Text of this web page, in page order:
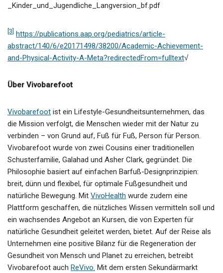
_Kinder_und_Jugendliche_Langversion_bf.pdf
[3] https://publications.aap.org/pediatrics/article-
abstract/140/6/e20171498/38200/Academic-Achievement-
and-Physical-Activity-A-Meta?redirectedFrom=fulltext√
Über Vivobarefoot
Vivobarefoot ist ein Lifestyle-Gesundheitsunternehmen, das
die Mission verfolgt, die Menschen wieder mit der Natur zu
verbinden – von Grund auf, Fuß für Fuß, Person für Person.
Vivobarefoot wurde von zwei Cousins einer traditionellen
Schusterfamilie, Galahad und Asher Clark, gegründet. Die
Philosophie basiert auf einfachen Barfuß-Designprinzipien:
breit, dünn und flexibel, für optimale Fußgesundheit und
natürliche Bewegung. Mit VivoHealth wurde zudem eine
Plattform geschaffen, die nützliches Wissen vermitteln soll und
ein wachsendes Angebot an Kursen, die von Experten für
natürliche Gesundheit geleitet werden, bietet. Auf der Reise als
Unternehmen eine positive Bilanz für die Regeneration der
Gesundheit von Mensch und Planet zu erreichen, betreibt
Vivobarefoot auch ReVivo. Mit dem ersten Sekundärmarkt